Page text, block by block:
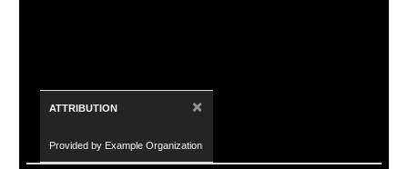
ATTRIBUTION ×
Provided by Example Organization